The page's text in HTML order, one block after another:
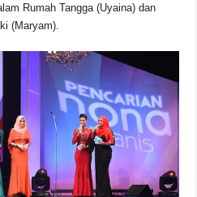
Rumah Tangga (Uyaina) dan
(Maryam).